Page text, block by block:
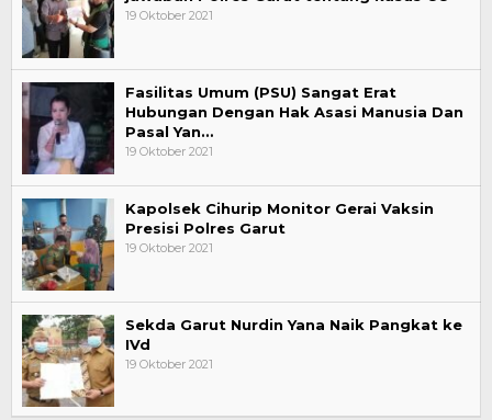
19 Oktober 2021
Fasilitas Umum (PSU) Sangat Erat
Hubungan Dengan Hak Asasi Manusia Dan
Pasal Yan…
19 Oktober 2021
Kapolsek Cihurip Monitor Gerai Vaksin
Presisi Polres Garut
19 Oktober 2021
Sekda Garut Nurdin Yana Naik Pangkat ke
IVd
19 Oktober 2021